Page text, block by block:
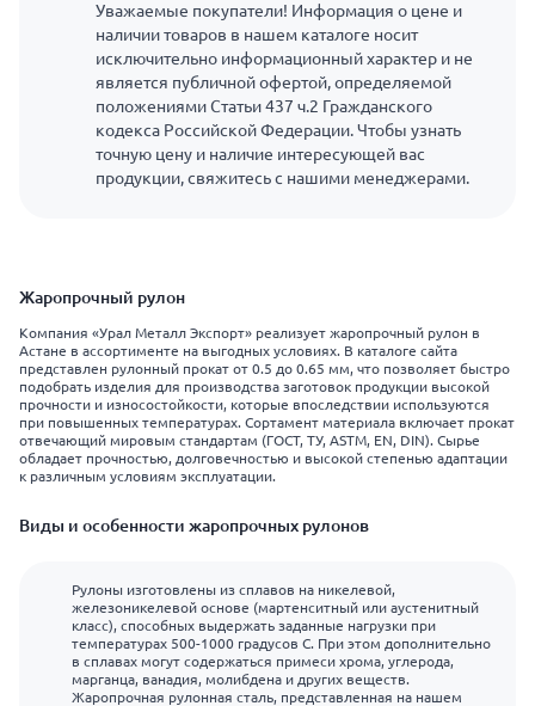
Уважаемые покупатели! Информация о цене и
наличии товаров в нашем каталоге носит
исключительно информационный характер и не
является публичной офертой, определяемой
положениями Статьи 437 ч.2 Гражданского
кодекса Российской Федерации. Чтобы узнать
точную цену и наличие интересующей вас
продукции, свяжитесь с нашими менеджерами.
Жаропрочный рулон
Компания «Урал Металл Экспорт» реализует жаропрочный рулон в
Астане в ассортименте на выгодных условиях. В каталоге сайта
представлен рулонный прокат от 0.5 до 0.65 мм, что позволяет быстро
подобрать изделия для производства заготовок продукции высокой
прочности и износостойкости, которые впоследствии используются
при повышенных температурах. Сортамент материала включает прокат
отвечающий мировым стандартам (ГОСТ, ТУ, ASTM, EN, DIN). Сырье
обладает прочностью, долговечностью и высокой степенью адаптации
к различным условиям эксплуатации.
Виды и особенности жаропрочных рулонов
Рулоны изготовлены из сплавов на никелевой,
железоникелевой основе (мартенситный или аустенитный
класс), способных выдержать заданные нагрузки при
температурах 500-1000 градусов С. При этом дополнительно
в сплавах могут содержаться примеси хрома, углерода,
марганца, ванадия, молибдена и других веществ.
Жаропрочная рулонная сталь, представленная на нашем